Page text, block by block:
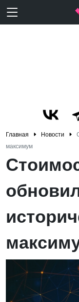
Главная Новости
максимум